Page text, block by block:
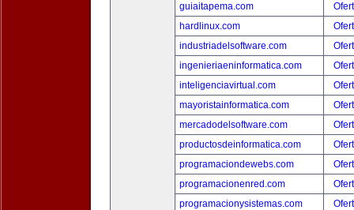
guiaitapema.com
hardlinux.com
industriadelsoftware.com
ingenieriaeninformatica.com
inteligenciavirtual.com
mayoristainformatica.com
mercadodelsoftware.com
productosdeinformatica.com
programaciondewebs.com
programacionenred.com
programacionysistemas.com